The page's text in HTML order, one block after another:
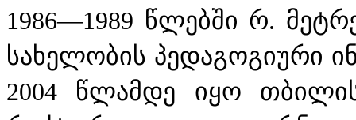
1986—1989 წლებში რ.
სახელობის პედაგოგიური
2004 წლამდე იყო